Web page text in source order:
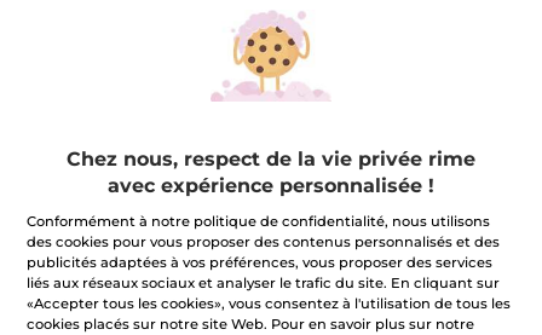
9,99 €
AJOUTER AU
PANIER
Huile Corps et Cheveux
Argan
Flacon
13,99 €
AJOUTER AU
PANIER
Chez nous, respect de la vie privée rime
avec expérience personnalisée !
Conformément à notre politique de confidentialité, nous utilisons
des cookies pour vous proposer des contenus personnalisés et des
publicités adaptées à vos préférences, vous proposer des services
liés aux réseaux sociaux et analyser le trafic du site. En cliquant sur
«Accepter tous les cookies», vous consentez à l'utilisation de tous les
cookies placés sur notre site Web. Pour en savoir plus sur notre